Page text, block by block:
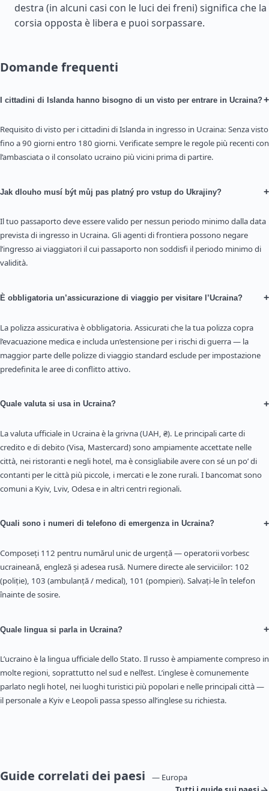
destra (in alcuni casi con le luci dei freni) significa che la
corsia opposta è libera e puoi sorpassare.
Domande frequenti
I cittadini di Islanda hanno bisogno di un visto per entrare in Ucraina?+
Requisito di visto per i cittadini di Islanda in ingresso in Ucraina: Senza visto
fino a 90 giorni entro 180 giorni. Verificate sempre le regole più recenti con
l’ambasciata o il consolato ucraino più vicini prima di partire.
Jak dlouho musí být můj pas platný pro vstup do Ukrajiny? +
Il tuo passaporto deve essere valido per nessun periodo minimo dalla data
prevista di ingresso in Ucraina. Gli agenti di frontiera possono negare
l’ingresso ai viaggiatori il cui passaporto non soddisfi il periodo minimo di
validità.
È obbligatoria un’assicurazione di viaggio per visitare l’Ucraina? +
La polizza assicurativa è obbligatoria. Assicurati che la tua polizza copra
l’evacuazione medica e includa un’estensione per i rischi di guerra — la
maggior parte delle polizze di viaggio standard esclude per impostazione
predefinita le aree di conflitto attivo.
Quale valuta si usa in Ucraina? +
La valuta ufficiale in Ucraina è la grivna (UAH, ₴). Le principali carte di
credito e di debito (Visa, Mastercard) sono ampiamente accettate nelle
città, nei ristoranti e negli hotel, ma è consigliabile avere con sé un po’ di
contanti per le città più piccole, i mercati e le zone rurali. I bancomat sono
comuni a Kyiv, Lviv, Odesa e in altri centri regionali.
Quali sono i numeri di telefono di emergenza in Ucraina? +
Composeți 112 pentru numărul unic de urgență — operatorii vorbesc
ucraineană, engleză și adesea rusă. Numere directe ale serviciilor: 102
(poliție), 103 (ambulanță / medical), 101 (pompieri). Salvați-le în telefon
înainte de sosire.
Quale lingua si parla in Ucraina? +
L’ucraino è la lingua ufficiale dello Stato. Il russo è ampiamente compreso in
molte regioni, soprattutto nel sud e nell’est. L’inglese è comunemente
parlato negli hotel, nei luoghi turistici più popolari e nelle principali città —
il personale a Kyiv e Leopoli passa spesso all’inglese su richiesta.
Guide correlati dei paesi
— Europa